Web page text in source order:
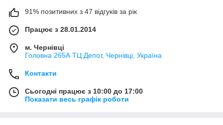
91% позитивних з 47 відгуків за рік
Працює з 28.01.2014
м. Чернівці
Головна 265А ТЦ Депот, Чернівці, Україна
Контакти
Сьогодні працює з 10:00 до 17:00
Показати весь графік роботи